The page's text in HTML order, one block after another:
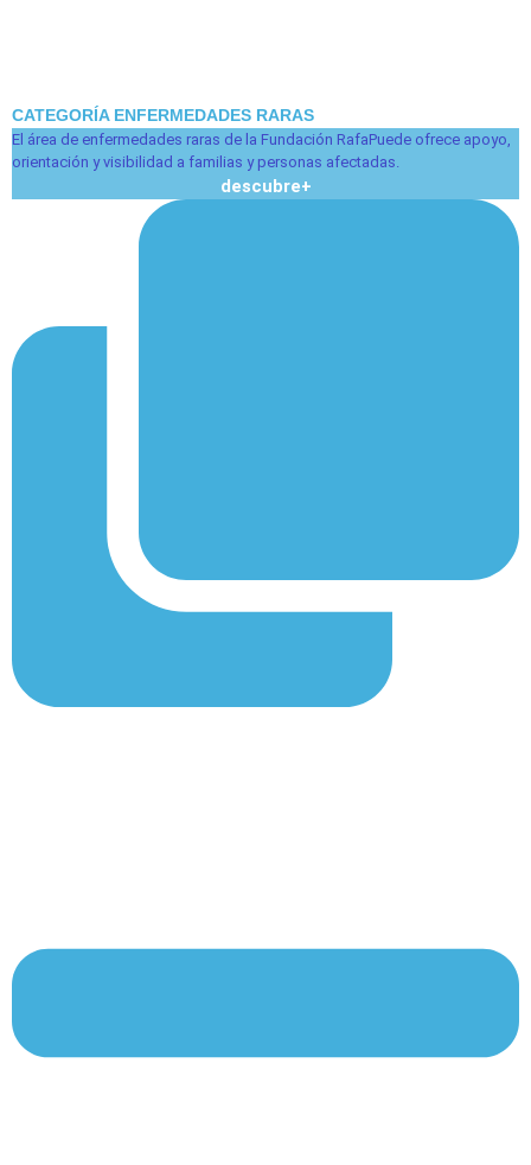
CATEGORÍA ENFERMEDADES RARAS
El área de enfermedades raras de la Fundación RafaPuede ofrece apoyo,
orientación y visibilidad a familias y personas afectadas.
descubre+